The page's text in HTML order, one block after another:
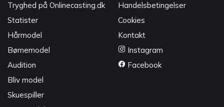
Tryghed på Onlinecasting.dk
Statister
Hårmodel
Børnemodel
Audition
Bliv model
Skuespiller
Handelsbetingelser
Cookies
Kontakt
Instagram
Facebook